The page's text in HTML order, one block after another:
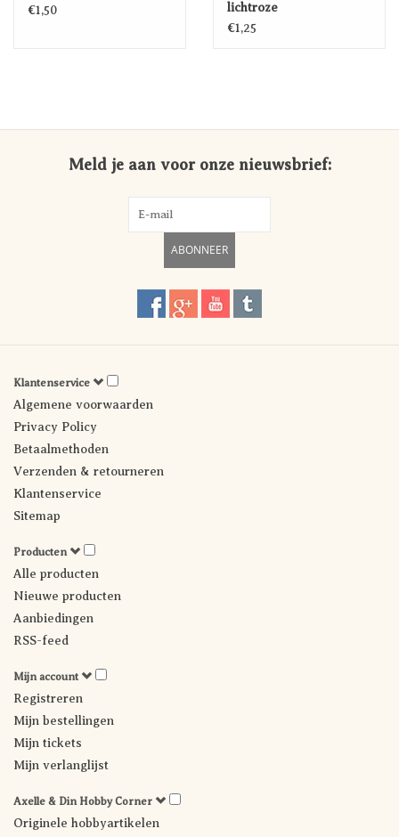
€1,50
lichtroze
€1,25
Meld je aan voor onze nieuwsbrief:
ABONNEER
Klantenservice
Algemene voorwaarden
Privacy Policy
Betaalmethoden
Verzenden & retourneren
Klantenservice
Sitemap
Producten
Alle producten
Nieuwe producten
Aanbiedingen
RSS-feed
Mijn account
Registreren
Mijn bestellingen
Mijn tickets
Mijn verlanglijst
Axelle & Din Hobby Corner
Originele hobbyartikelen